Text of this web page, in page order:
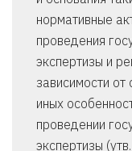
нормативные
проведения
экспертизы и
зависимости от
иных
проведении
экспертизы